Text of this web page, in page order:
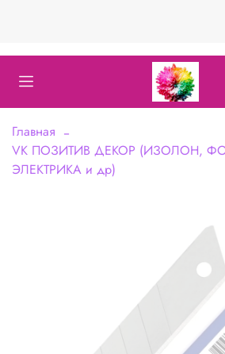
Главная
VK ПОЗИТИВ ДЕКОР (ИЗОЛОН,
ЭЛЕКТРИКА и др)